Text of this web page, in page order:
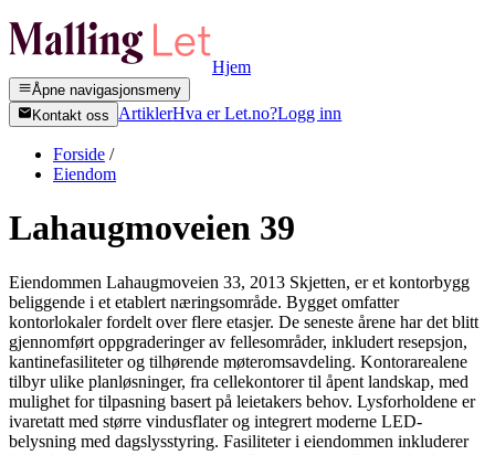
Hjem
Åpne navigasjonsmeny
Kontakt oss
ArtiklerHva er Let.no?Logg inn
Forside /
Eiendom
Lahaugmoveien 39
Eiendommen Lahaugmoveien 33, 2013 Skjetten, er et kontorbygg
beliggende i et etablert næringsområde. Bygget omfatter
kontorlokaler fordelt over flere etasjer. De seneste årene har det blitt
gjennomført oppgraderinger av fellesområder, inkludert resepsjon,
kantinefasiliteter og tilhørende møteromsavdeling. Kontorarealene
tilbyr ulike planløsninger, fra cellekontorer til åpent landskap, med
mulighet for tilpasning basert på leietakers behov. Lysforholdene er
ivaretatt med større vindusflater og integrert moderne LED-
belysning med dagslysstyring. Fasiliteter i eiendommen inkluderer